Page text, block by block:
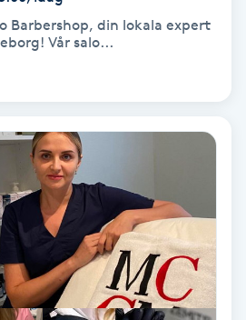
Barbershop, din lokala expert
Vår salo...